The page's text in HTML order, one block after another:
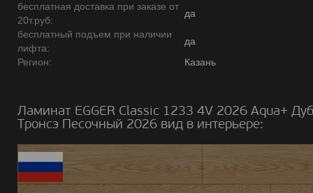
бесплатная доставка при заказе от
20т.руб:
да
бесплатный подъем при наличии
лифта:
да
Регион:
Казань
Ламинат EGGER Classic 1233 4V 2026 Aqua+ Дуб
Тронсэ Песочный 2026 вид в интерьере: